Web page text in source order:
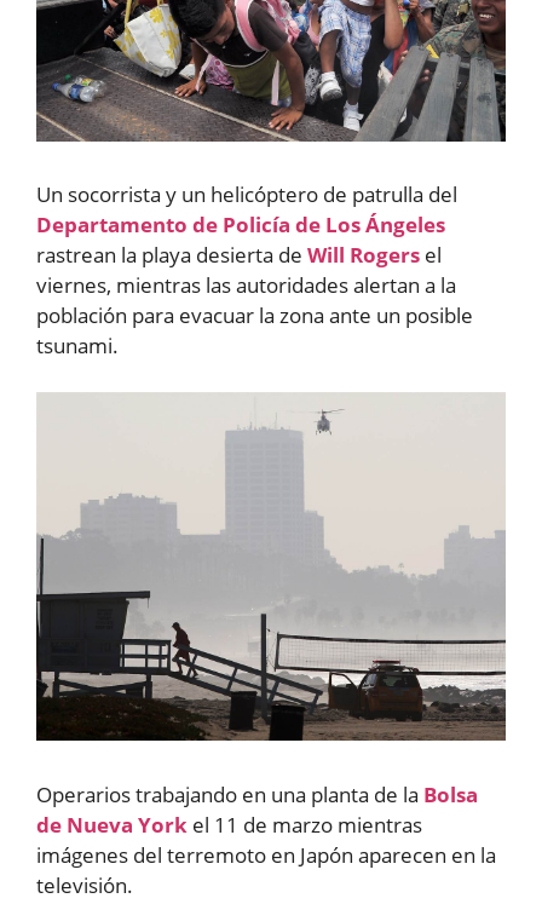
Un socorrista y un helicóptero de patrulla del
Departamento de Policía de Los Ángeles
rastrean la playa desierta de Will Rogers el
viernes, mientras las autoridades alertan a la
población para evacuar la zona ante un posible
tsunami.
Operarios trabajando en una planta de la Bolsa
de Nueva York el 11 de marzo mientras
imágenes del terremoto en Japón aparecen en la
televisión.